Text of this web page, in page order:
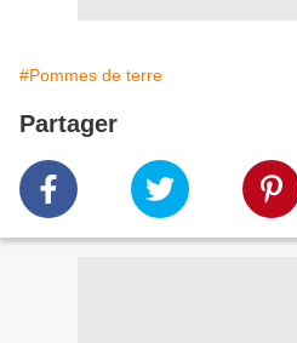
#Pommes de terre
Partager